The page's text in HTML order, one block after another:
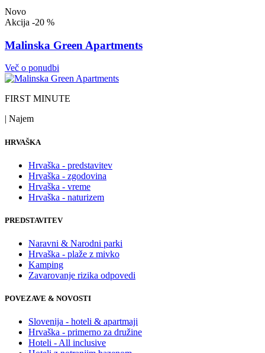
Novo
Akcija -20 %
Malinska Green Apartments
Več o ponudbi
FIRST MINUTE
| Najem
HRVAŠKA
Hrvaška - predstavitev
Hrvaška - zgodovina
Hrvaška - vreme
Hrvaška - naturizem
PREDSTAVITEV
Naravni & Narodni parki
Hrvaška - plaže z mivko
Kamping
Zavarovanje rizika odpovedi
POVEZAVE & NOVOSTI
Slovenija - hoteli & apartmaji
Hrvaška - primerno za družine
Hoteli - All inclusive